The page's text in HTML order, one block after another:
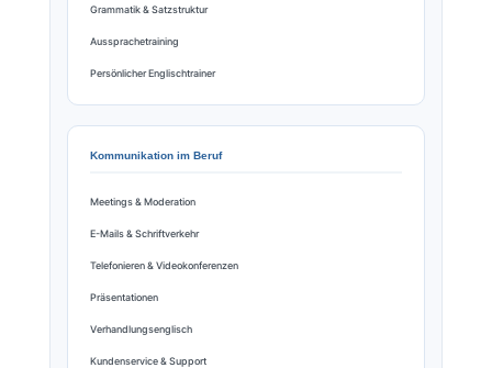
Grammatik & Satzstruktur
Aussprachetraining
Persönlicher Englischtrainer
Kommunikation im Beruf
Meetings & Moderation
E-Mails & Schriftverkehr
Telefonieren & Videokonferenzen
Präsentationen
Verhandlungsenglisch
Kundenservice & Support